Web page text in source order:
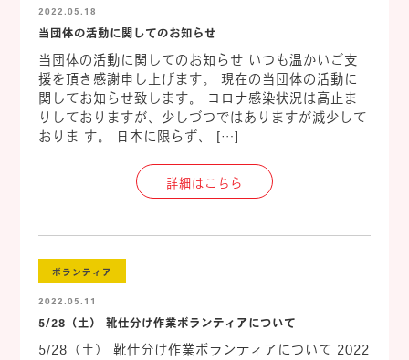
2022.05.18
当団体の活動に関してのお知らせ
当団体の活動に関してのお知らせ いつも温かいご支
援を頂き感謝申し上げます。 現在の当団体の活動に
関してお知らせ致します。 コロナ感染状況は高止ま
りしておりますが、少しづつではありますが減少して
おりま す。 日本に限らず、 […]
詳細はこちら
ボランティア
2022.05.11
5/28（土） 靴仕分け作業ボランティアについて
5/28（土） 靴仕分け作業ボランティアについて 2022